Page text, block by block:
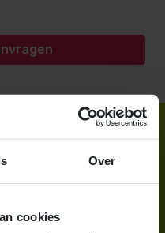
Over
cookies